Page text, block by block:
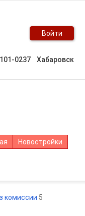
Войти
0237 Хабаровск
Новостройки
комиссии 5